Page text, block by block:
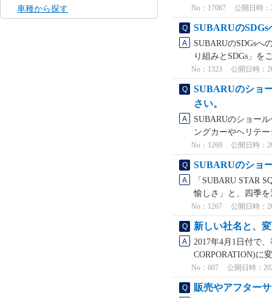
車種から探す No：17067 公開日時：
SUBARUの
SUBARUのSDGsへ
り組みとSDGs」を
No：1323 公開日時：
SUBARUのショ
さい。
SUBARUのショー
ングカーやヘリテ
No：1269 公開日時：
SUBARUのショ
「SUBARU STAR
愉しさ」と、四季
No：1267 公開日時：
新しい社名と、
2017年4月1日付で
CORPORATION)に
No：607 公開日時：
販売やアフター